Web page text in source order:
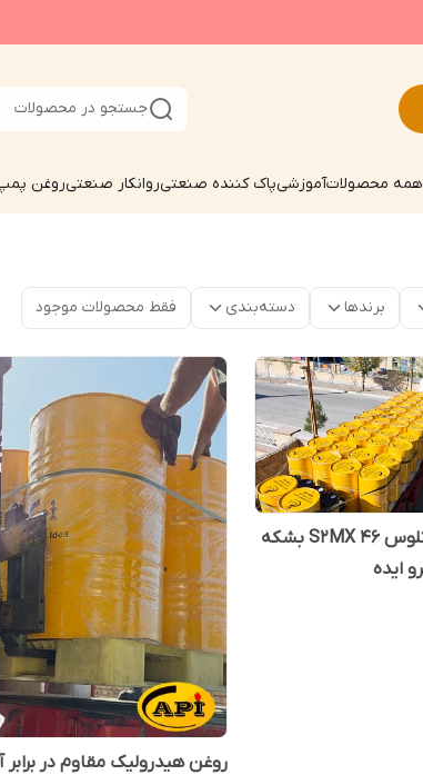
جستجو در محصولات
همه محصولاتآموزشیپاک کننده صنعتیروانکار صنعتیروغن
برندها دسته‌بندی فقط محصولات موجود
روغن هیدرولیک تلوس S2MX 46 بشکه
روغن هیدرولیک مقاوم در